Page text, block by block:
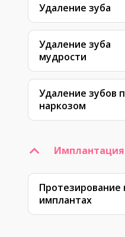
Удаление зуба
Удаление зуба
мудрости
Удаление зубов
наркозом
Имплантация
Протезирование
имплантах